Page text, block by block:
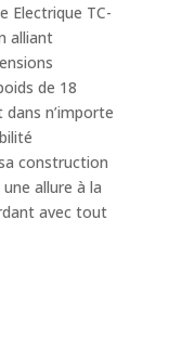
Electrique TC-
alliant
de 18
n’importe
construction
allure à la
avec tout